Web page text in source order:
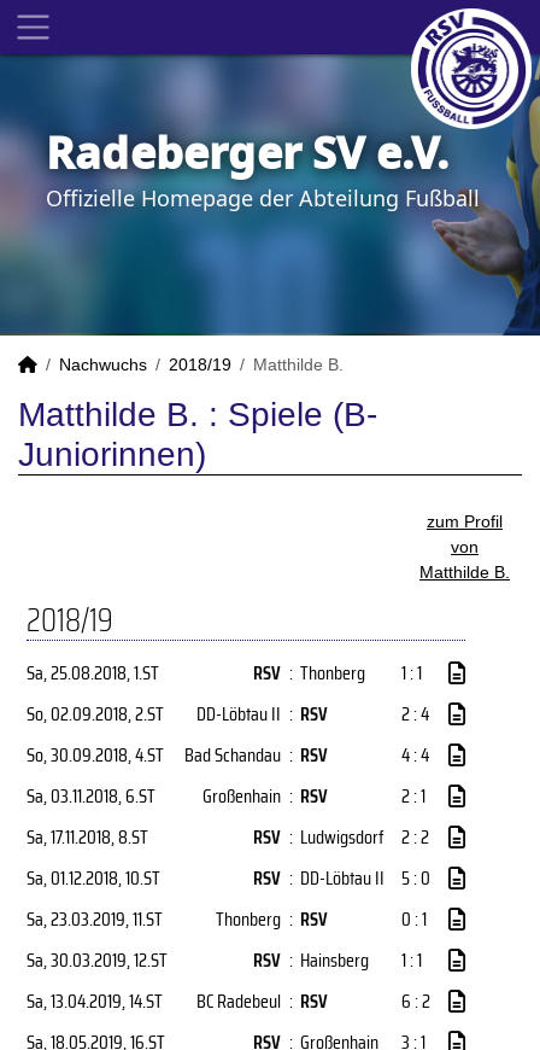
Radeberger SV e.V.
Offizielle Homepage der Abteilung Fußball
Nachwuchs 2018/19 Matthilde B.
Matthilde B. : Spiele (B-
Juniorinnen)
zum Profil
von
Matthilde B.
2018/19
Sa, 25.08.2018, 1.ST RSV : Thonberg
1 : 1
So, 02.09.2018, 2.ST DD-Löbtau II : RSV
2 : 4
So, 30.09.2018, 4.ST Bad Schandau : RSV
4 : 4
Sa, 03.11.2018, 6.ST Großenhain : RSV
2 : 1
Sa, 17.11.2018, 8.ST RSV : Ludwigsdorf 2 : 2
Sa, 01.12.2018, 10.ST RSV : DD-Löbtau II 5 : 0
Sa, 23.03.2019, 11.ST Thonberg : RSV
0 : 1
Sa, 30.03.2019, 12.ST RSV : Hainsberg
1 : 1
Sa, 13.04.2019, 14.ST BC Radebeul : RSV
6 : 2
Sa, 18.05.2019, 16.ST RSV : Großenhain 3 : 1